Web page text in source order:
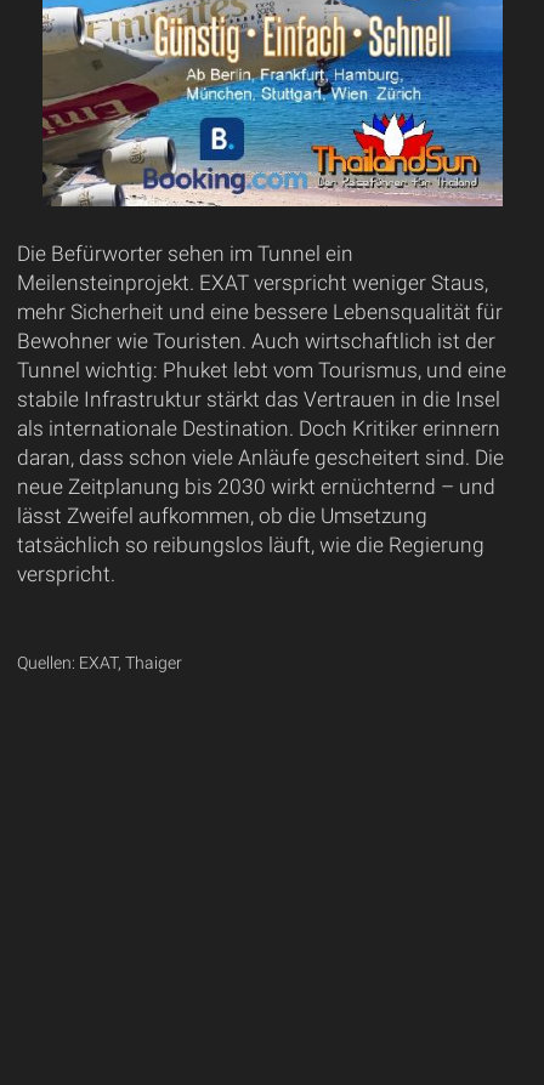
Die Befürworter sehen im Tunnel ein
Meilensteinprojekt. EXAT verspricht weniger Staus,
mehr Sicherheit und eine bessere Lebensqualität für
Bewohner wie Touristen. Auch wirtschaftlich ist der
Tunnel wichtig: Phuket lebt vom Tourismus, und eine
stabile Infrastruktur stärkt das Vertrauen in die Insel
als internationale Destination. Doch Kritiker erinnern
daran, dass schon viele Anläufe gescheitert sind. Die
neue Zeitplanung bis 2030 wirkt ernüchternd – und
lässt Zweifel aufkommen, ob die Umsetzung
tatsächlich so reibungslos läuft, wie die Regierung
verspricht.
Quellen: EXAT, Thaiger